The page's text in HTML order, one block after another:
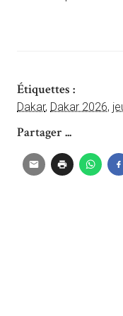
Étiquettes :
Dakar, Dakar 2026,
Partager ...